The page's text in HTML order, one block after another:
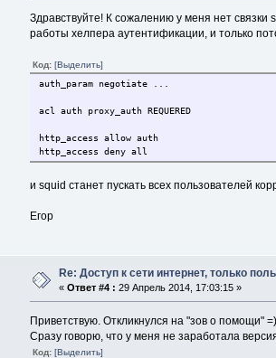
Здравствуйте! К сожалению у меня нет
работы хелпера аутентификации, и только
Код: [Выделить]
auth_param negotiate ...
acl auth proxy_auth REQUERED
http_access allow auth
http_access deny all
и squid станет пускать всех пользователей
Егор
Re: Доступ к сети интернет, только
« Ответ #4 : 29 Апрель 2014, 17:03:15 »
Приветствую. Откликнулся на "зов о помощи" =)
Сразу говорю, что у меня не заработала
Код: [Выделить]